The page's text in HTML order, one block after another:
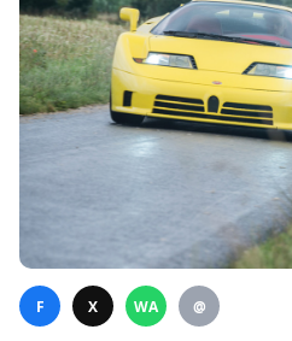
F X WA @